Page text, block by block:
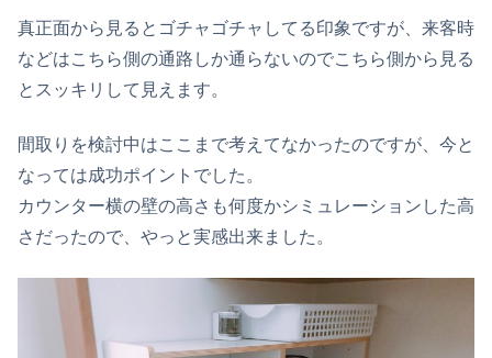
真正面から見るとゴチャゴチャしてる印象ですが、来客時
などはこちら側の通路しか通らないのでこちら側から見る
とスッキリして見えます。
間取りを検討中はここまで考えてなかったのですが、今と
なっては成功ポイントでした。
カウンター横の壁の高さも何度かシミュレーションした高
さだったので、やっと実感出来ました。